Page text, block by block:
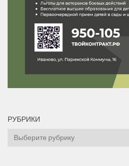
РУБРИКИ
Рубрики